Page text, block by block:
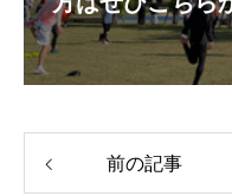
前の記事